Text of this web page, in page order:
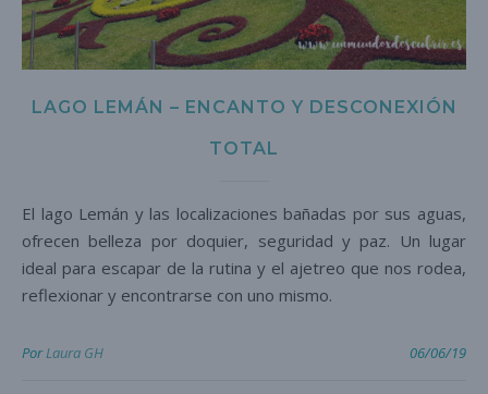
LAGO LEMÁN – ENCANTO Y DESCONEXIÓN
TOTAL
El lago Lemán y las localizaciones bañadas por sus aguas,
ofrecen belleza por doquier, seguridad y paz. Un lugar
ideal para escapar de la rutina y el ajetreo que nos rodea,
reflexionar y encontrarse con uno mismo.
PorLaura GH 06/06/19